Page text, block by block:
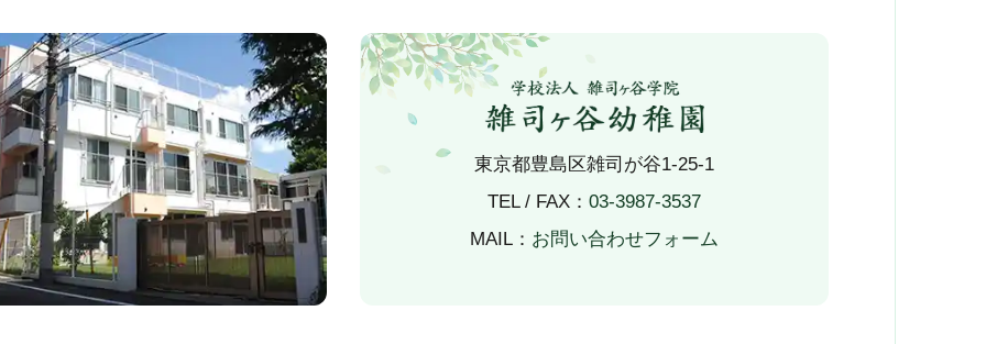
東京都豊島区雑司が谷1-25-1
TEL / FAX： 03-3987-3537
MAIL： お問い合わせフォーム